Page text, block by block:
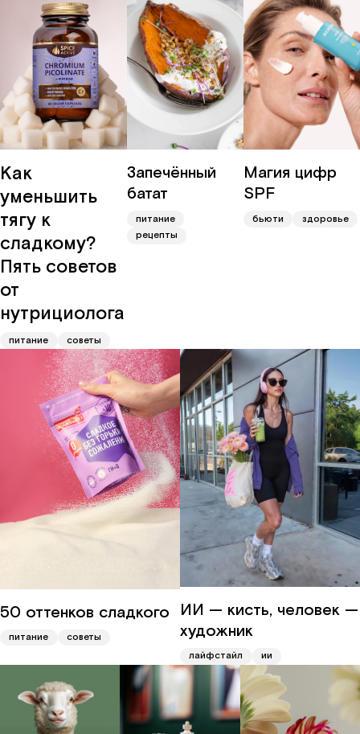
Как
уменьшить
тягу к
сладкому?
Пять советов
от
нутрициолога
питание советы
Запечённый
батат
питание
рецепты
Магия цифр
SPF
бьюти здоровье
50 оттенков сладкого
питание советы
ИИ — кисть, человек —
художник
лайфстайл ии